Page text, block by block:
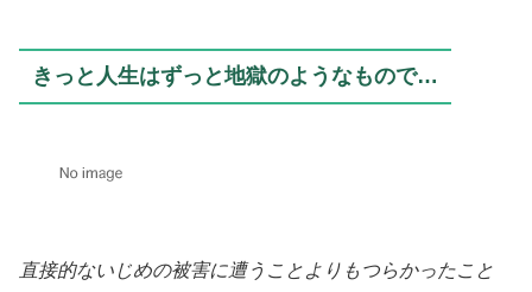
きっと人生はずっと地獄のようなもので…
直接的ないじめの被害に遭うことよりもつらかったこと